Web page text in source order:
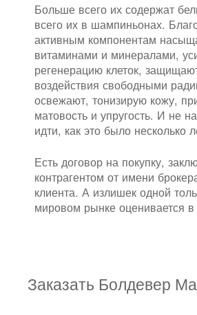
Больше всего их содержат
всего их в шампиньонах.
активным компонентам
витаминами и минералами,
регенерацию клеток,
воздействия свободными
освежают, тонизирую кожу,
матовость и упругость. И не
идти, как это было несколько
Есть договор на покупку,
контрагентом от имени
клиента. А излишек одной
мировом рынке оценивается
Заказать Болдевер